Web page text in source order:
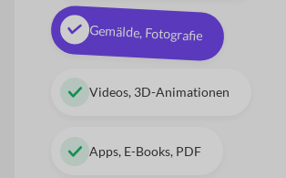
Gemälde, Fotografie
Videos, 3D-Animationen
Apps, E-Books, PDF